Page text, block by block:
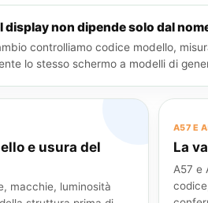
display non dipende solo dal
controlliamo codice modello,
lo stesso schermo a modelli di
e usura del
macchie, luminosità
A57 E
La
A57 e